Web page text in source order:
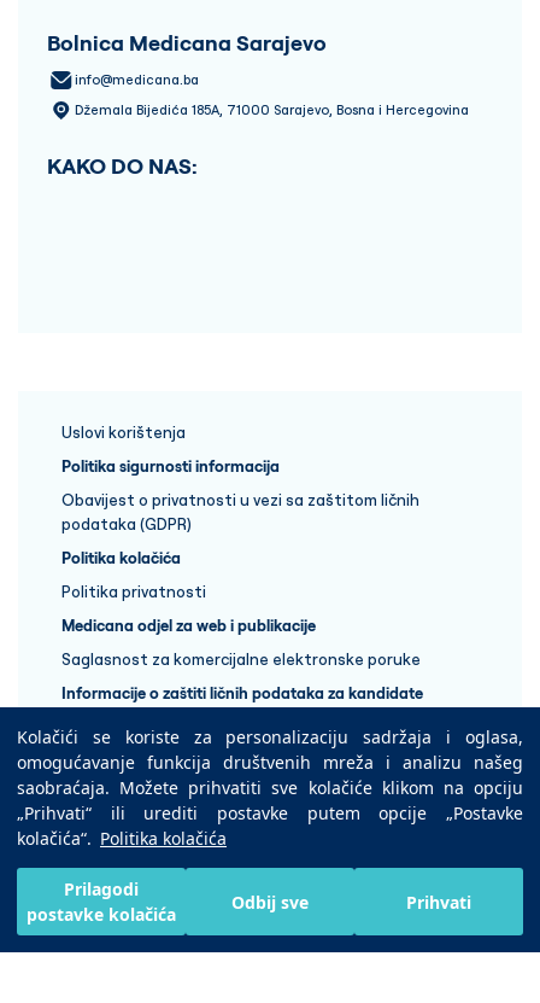
Kolačići se koriste za personalizaciju sadržaja i oglasa,
omogućavanje funkcija društvenih mreža i analizu našeg
saobraćaja. Možete prihvatiti sve kolačiće klikom na opciju
„Prihvati“ ili urediti postavke putem opcije „Postavke
kolačića“. Politika kolačića
Prilagodi
postavke kolačića
Odbij sve Prihvati
Bolnica Medicana Sarajevo
info@medicana.ba
Džemala Bijedića 185A, 71000 Sarajevo, Bosna i Hercegovina
KAKO DO NAS:
Uslovi korištenja
Politika sigurnosti informacija
Obavijest o privatnosti u vezi sa zaštitom ličnih
podataka (GDPR)
Politika kolačića
Politika privatnosti
Medicana odjel za web i publikacije
Saglasnost za komercijalne elektronske poruke
Informacije o zaštiti ličnih podataka za kandidate
+387 33 848 888
Copyright © 2025 Medicana Health Group
Preuzmite na